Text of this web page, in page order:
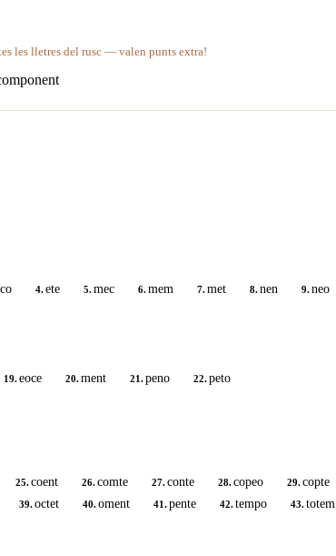
les lletres del rusc — valen punts extra!
4.ete 5.mec 6.mem 7.met 8.nen 9.neo
19.eoce 20.ment 21.peno 22.peto
25.coent 26.comte 27.conte 28.copeo 29.copte
39.octet 40.oment 41.pente 42.tempo 43.totem